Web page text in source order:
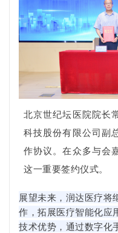
北京世纪坛医院院长
科技股份有限公司副
作协议。在众多与会
这一重要签约仪式。
展望未来，润达医疗将
作，拓展医疗智能化应
技术优势，通过数字化